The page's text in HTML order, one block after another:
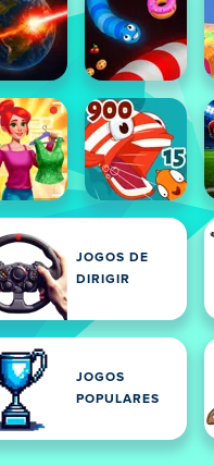
JOGOS DE
DIRIGIR
JOGOS
POPULARES